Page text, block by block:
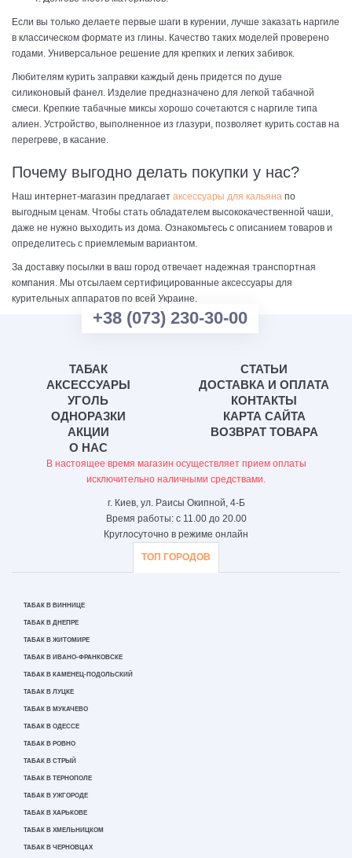
Если вы только делаете первые шаги в курении, лучше заказать наргиле
в классическом формате из глины. Качество таких моделей проверено
годами. Универсальное решение для крепких и легких забивок.
Любителям курить заправки каждый день придется по душе
силиконовый фанел. Изделие предназначено для легкой табачной
смеси. Крепкие табачные миксы хорошо сочетаются с наргиле типа
алиен. Устройство, выполненное из глазури, позволяет курить состав на
перегреве, в касание.
Почему выгодно делать покупки у нас?
Наш интернет-магазин предлагает аксессуары для кальяна по
выгодным ценам. Чтобы стать обладателем высококачественной чаши,
даже не нужно выходить из дома. Ознакомьтесь с описанием товаров и
определитесь с приемлемым вариантом.
За доставку посылки в ваш город отвечает надежная транспортная
компания. Мы отсылаем сертифицированные аксессуары для
курительных аппаратов по всей Украине.
+38 (073) 230-30-00
ТАБАК
АКСЕССУАРЫ
УГОЛЬ
ОДНОРАЗКИ
АКЦИИ
О НАС
СТАТЬИ
ДОСТАВКА И ОПЛАТА
КОНТАКТЫ
КАРТА САЙТА
ВОЗВРАТ ТОВАРА
В настоящее время магазин осуществляет прием оплаты
исключительно наличными средствами.
г. Киев, ул. Раисы Окипной, 4-Б
Время работы: с 11.00 до 20.00
Круглосуточно в режиме онлайн
ТОП ГОРОДОВ
ТАБАК В ВИННИЦЕ
ТАБАК В ДНЕПРЕ
ТАБАК В ЖИТОМИРЕ
ТАБАК В ИВАНО-ФРАНКОВСКЕ
ТАБАК В КАМЕНЕЦ-ПОДОЛЬСКИЙ
ТАБАК В ЛУЦКЕ
ТАБАК В МУКАЧЕВО
ТАБАК В ОДЕССЕ
ТАБАК В РОВНО
ТАБАК В СТРЫЙ
ТАБАК В ТЕРНОПОЛЕ
ТАБАК В УЖГОРОДЕ
ТАБАК В ХАРЬКОВЕ
ТАБАК В ХМЕЛЬНИЦКОМ
ТАБАК В ЧЕРНОВЦАХ